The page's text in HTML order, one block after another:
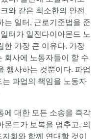
와 같은 최소한의 안전
는 일터, 근로기준법을 준
터가 일진다이아몬드 노
한 가장 큰 이유다. 가장
회사에 노동자들이 할 수
행사하는 것뿐이다. 파업
파업의 책임을 노동자
대한 모든 소송을 즉각
몬드가 보복을 멈추고, 의
회와 함께 연대할 것이